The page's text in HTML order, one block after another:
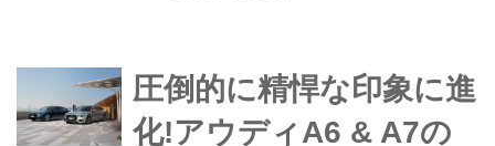
圧倒的に精悍な印象に進
化!アウディA6 & A7の